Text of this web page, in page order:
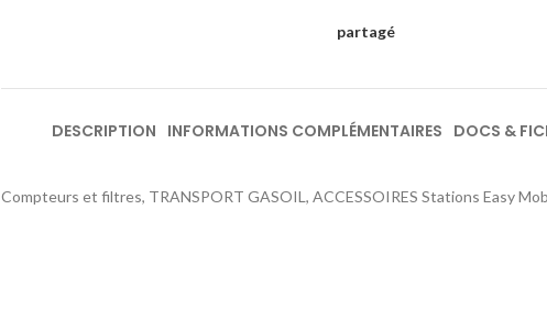
partagé
DESCRIPTION INFORMATIONS COMPLÉMENTAIRES DOCS &
Compteurs et filtres, TRANSPORT GASOIL, ACCESSOIRES Stations Easy